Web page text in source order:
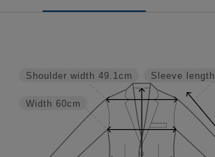
Sleeve length
Width 60cm
Shoulder width 49.1cm